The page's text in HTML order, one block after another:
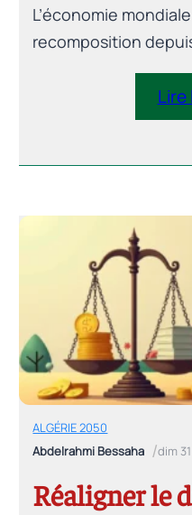
L’économie
recomposition
industrielle. Après
domination
de la croissance se
s’appuyant sur ses
énergétiques et
le monde
Lire
ALGÉRIE 2050
Abdelrahmi Bessaha /dim
Réaligner le